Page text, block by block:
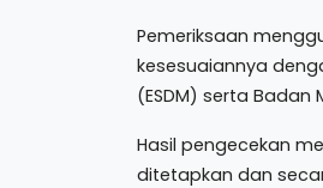
Pemeriksaan
kesesuaiannya
(ESDM) serta Badan
Hasil pengecekan
ditetapkan dan